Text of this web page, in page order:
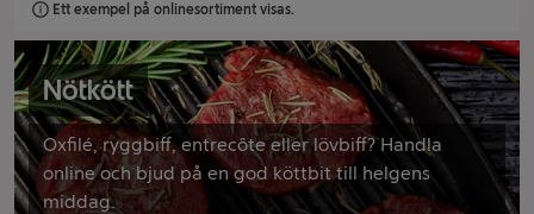
Ett exempel på onlinesortiment visas.
Nötkött
Oxfilé, ryggbiff, entrecôte eller lövbiff? Handla
online och bjud på en god köttbit till helgens
middag.